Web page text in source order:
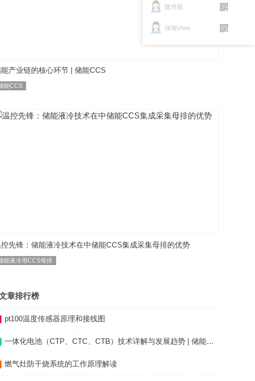
产业链的核心环节 | 储能CCS
能CCS
先锋：储能液冷技术在中储能CCS集成采集母排的优势
能液冷用CCS母排
章排行榜
pt100温度传感器原理和接线图
一体化电池（CTP、CTC、CTB）技术详解与发展趋势 | 储能CCS
燃气灶防干烧系统的工作原理解读
陈丹苑
张瑞Vivie